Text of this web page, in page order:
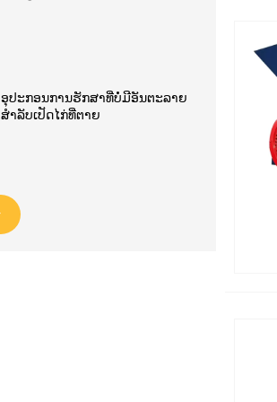
ອຸປະກອນການຮັກສາທີ່ບໍ່ມີອັນຕະລາຍ
ສໍາລັບເປັດໄກ່ທີ່ຕາຍ